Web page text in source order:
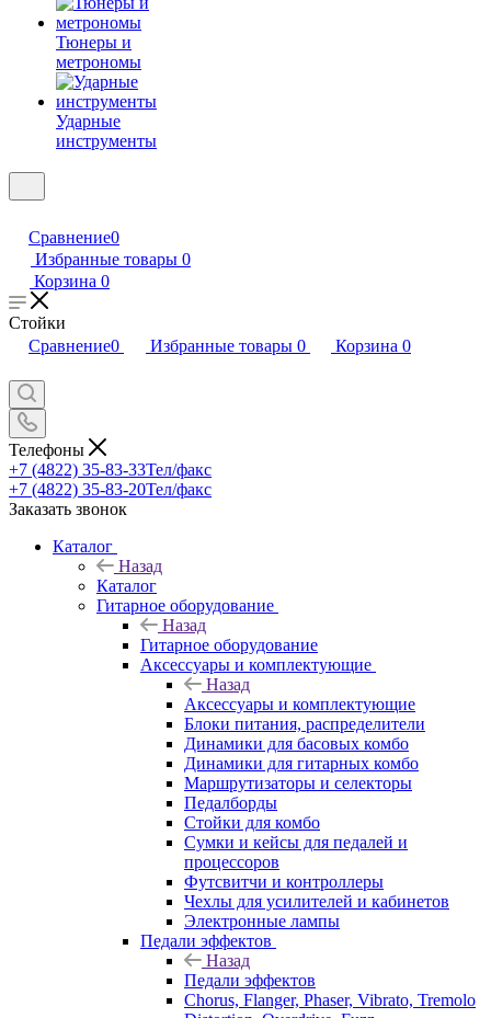
Тюнеры и
метрономы
Ударные
инструменты
Сравнение0
Избранные товары 0
Корзина 0
Стойки
Сравнение0 Избранные товары 0 Корзина 0
Телефоны
+7 (4822) 35-83-33Тел/факс
+7 (4822) 35-83-20Тел/факс
Заказать звонок
Каталог
Назад
Каталог
Гитарное оборудование
Назад
Гитарное оборудование
Аксессуары и комплектующие
Назад
Аксессуары и комплектующие
Блоки питания, распределители
Динамики для басовых комбо
Динамики для гитарных комбо
Маршрутизаторы и селекторы
Педалборды
Стойки для комбо
Сумки и кейсы для педалей и
процессоров
Футсвитчи и контроллеры
Чехлы для усилителей и кабинетов
Электронные лампы
Педали эффектов
Назад
Педали эффектов
Chorus, Flanger, Phaser, Vibrato, Tremolo